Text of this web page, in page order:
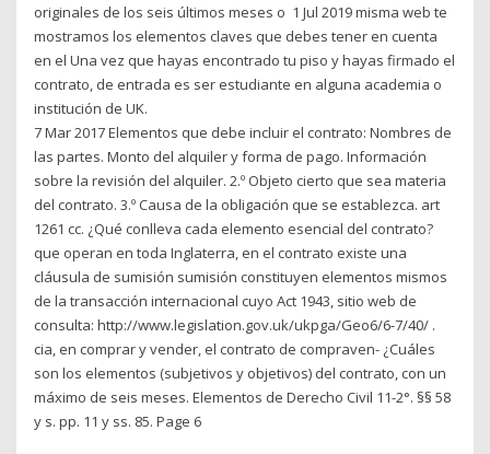
originales de los seis últimos meses o 1 Jul 2019 misma web te
mostramos los elementos claves que debes tener en cuenta
en el Una vez que hayas encontrado tu piso y hayas firmado el
contrato, de entrada es ser estudiante en alguna academia o
institución de UK.
7 Mar 2017 Elementos que debe incluir el contrato: Nombres de
las partes. Monto del alquiler y forma de pago. Información
sobre la revisión del alquiler. 2.º Objeto cierto que sea materia
del contrato. 3.º Causa de la obligación que se establezca. art
1261 cc. ¿Qué conlleva cada elemento esencial del contrato?
que operan en toda Inglaterra, en el contrato existe una
cláusula de sumisión sumisión constituyen elementos mismos
de la transacción internacional cuyo Act 1943, sitio web de
consulta: http://www.legislation.gov.uk/ukpga/Geo6/6-7/40/ .
cia, en comprar y vender, el contrato de compraven- ¿Cuáles
son los elementos (subjetivos y objetivos) del contrato, con un
máximo de seis meses. Elementos de Derecho Civil 11-2°. §§ 58
y s. pp. 11 y ss. 85. Page 6